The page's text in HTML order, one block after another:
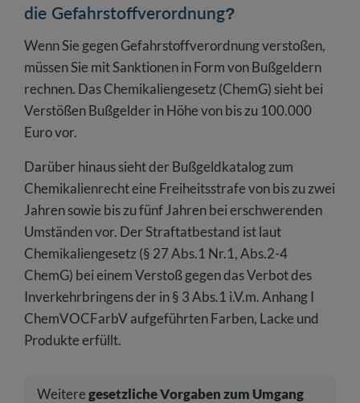
die Gefahrstoffverordnung?
Wenn Sie gegen Gefahrstoffverordnung verstoßen,
müssen Sie mit Sanktionen in Form von Bußgeldern
rechnen. Das Chemikaliengesetz (ChemG) sieht bei
Verstößen Bußgelder in Höhe von bis zu 100.000
Euro vor.
Darüber hinaus sieht der Bußgeldkatalog zum
Chemikalienrecht eine Freiheitsstrafe von bis zu zwei
Jahren sowie bis zu fünf Jahren bei erschwerenden
Umständen vor. Der Straftatbestand ist laut
Chemikaliengesetz (§ 27 Abs.1 Nr.1, Abs.2-4
ChemG) bei einem Verstoß gegen das Verbot des
Inverkehrbringens der in § 3 Abs.1 i.V.m. Anhang I
ChemVOCFarbV aufgeführten Farben, Lacke und
Produkte erfüllt.
Weiteregesetzliche Vorgaben zum Umgang